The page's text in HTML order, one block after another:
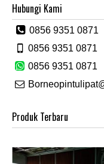
Hubungi Kami
0856 9351 0871
0856 9351 0871
0856 9351 0871
Produk Terbaru
SALE